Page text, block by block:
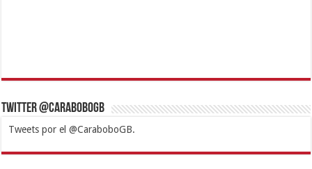
Twitter @CaraboboGB
Tweets por el @CaraboboGB.
1xbetBetturkeyBetistKralbetSupertotobetTipobetMatadorbetMariobet
https://mvbcasino.com/